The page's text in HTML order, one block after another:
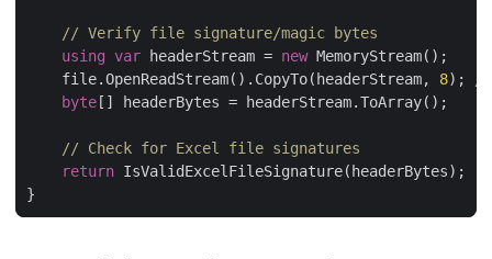
// Verify file signature/magic bytes
using
var headerStream = new
    file.OpenReadStream().CopyTo(headerStream,
8);
byte
// Check for Excel file signatures
return